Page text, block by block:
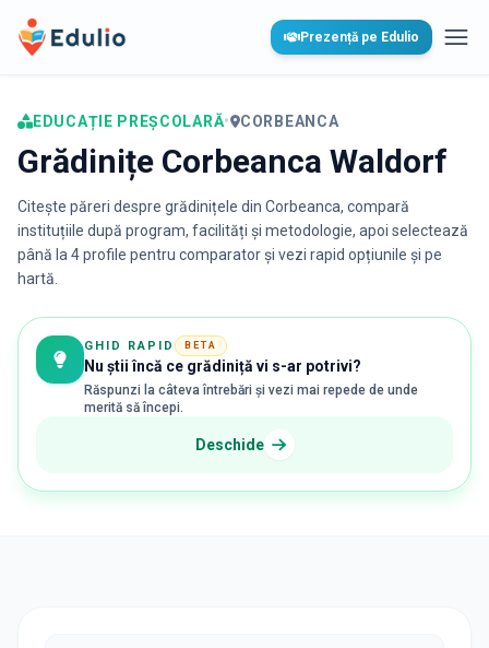
Edulio Prezență pe Edulio
EDUCAȚIE PREȘCOLARĂ• CORBEANCA
Grădinițe Corbeanca Waldorf
Citește păreri despre grădinițele din Corbeanca, compară
instituțiile după program, facilități și metodologie, apoi selectează
până la 4 profile pentru comparator și vezi rapid opțiunile și pe
hartă.
GHID RAPID BETA
Nu știi încă ce grădiniță vi s-ar potrivi?
Răspunzi la câteva întrebări și vezi mai repede de unde
merită să începi.
Deschide